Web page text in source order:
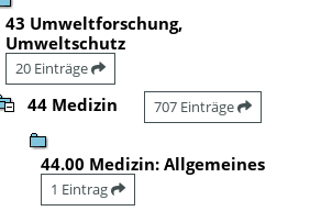
43 Umweltforschung,
Umweltschutz
20 Einträge
44 Medizin 707 Einträge
44.00 Medizin: Allgemeines
1 Eintrag